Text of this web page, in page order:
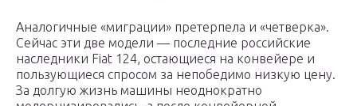
Аналогичные «миграции» претерпела и «четверка».
Сейчас эти две модели — последние российские
наследники Fiat 124, остающиеся на конвейере и
пользующиеся спросом за непобедимо низкую цену.
За долгую жизнь машины неоднократно